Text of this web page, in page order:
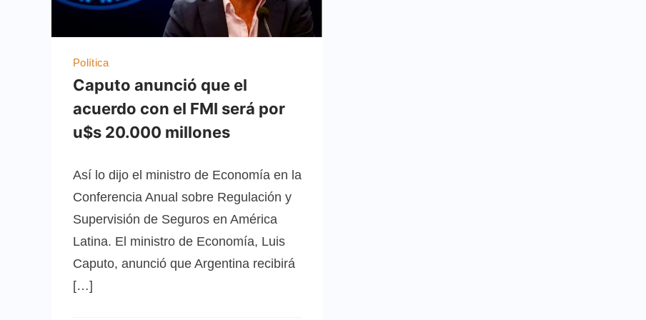
Política
Caputo anunció que el
acuerdo con el FMI será por
u$s 20.000 millones
Así lo dijo el ministro de Economía en la
Conferencia Anual sobre Regulación y
Supervisión de Seguros en América
Latina. El ministro de Economía, Luis
Caputo, anunció que Argentina recibirá
[…]